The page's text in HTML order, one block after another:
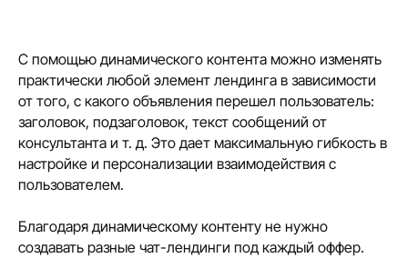
С помощью динамического контента можно изменять
практически любой элемент лендинга в зависимости
от того, с какого объявления перешел пользователь:
заголовок, подзаголовок, текст сообщений от
консультанта и т. д. Это дает максимальную гибкость в
настройке и персонализации взаимодействия с
пользователем.
Благодаря динамическому контенту не нужно
создавать разные чат-лендинги под каждый оффер.